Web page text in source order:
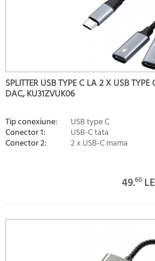
SPLITTER USB TYPE C LA 2 X USB
DAC, KU31ZVUK06
Tip conexiune: USB type C
Conector 1: USB-C tata
Conector 2: 2 x USB-C mama
49.60